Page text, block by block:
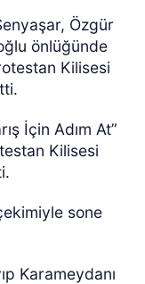
Özgür
önlüğünde
Kilisesi
İçin Adım At”
Kilisesi
sone
Karameydanı